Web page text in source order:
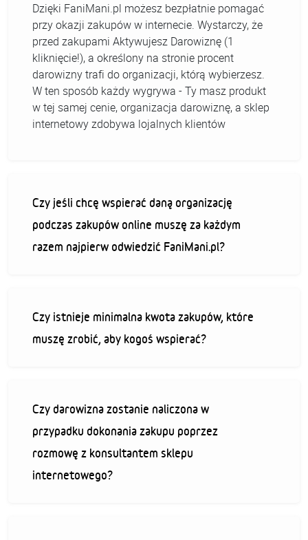
Dzięki FaniMani.pl możesz bezpłatnie pomagać
przy okazji zakupów w internecie. Wystarczy, że
przed zakupami Aktywujesz Darowiznę (1
kliknięcie!), a określony na stronie procent
darowizny trafi do organizacji, którą wybierzesz.
W ten sposób każdy wygrywa - Ty masz produkt
w tej samej cenie, organizacja darowiznę, a sklep
internetowy zdobywa lojalnych klientów
Czy jeśli chcę wspierać daną organizację
podczas zakupów online muszę za każdym
razem najpierw odwiedzić FaniMani.pl?
Czy istnieje minimalna kwota zakupów, które
muszę zrobić, aby kogoś wspierać?
Czy darowizna zostanie naliczona w
przypadku dokonania zakupu poprzez
rozmowę z konsultantem sklepu
internetowego?